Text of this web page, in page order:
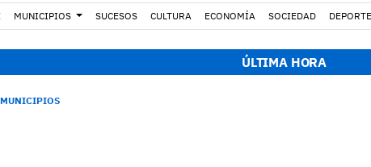
MUNICIPIOS SUCESOS CULTURA ECONOMÍA SOCIEDAD
ÚLTIMA HORA
MUNICIPIOS